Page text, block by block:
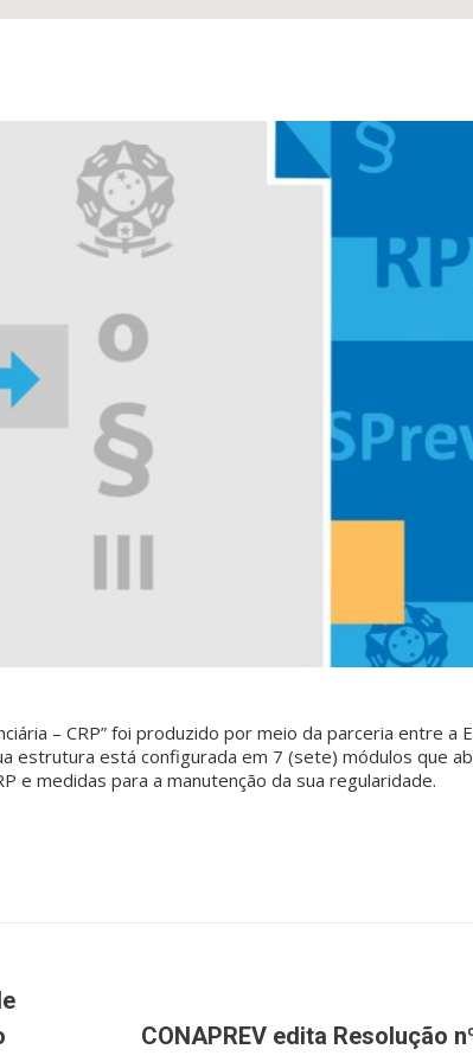
– CRP” foi produzido por meio da parceria entre a
estrutura está configurada em 7 (sete) módulos que
e medidas para a manutenção da sua regularidade.
Próximo
CONAPREV edita Resolução